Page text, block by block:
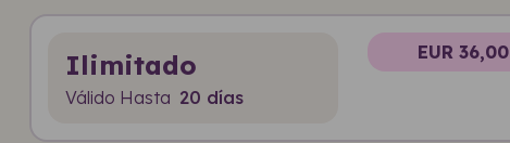
Ilimitado
Válido Hasta 20 días
EUR 36,00